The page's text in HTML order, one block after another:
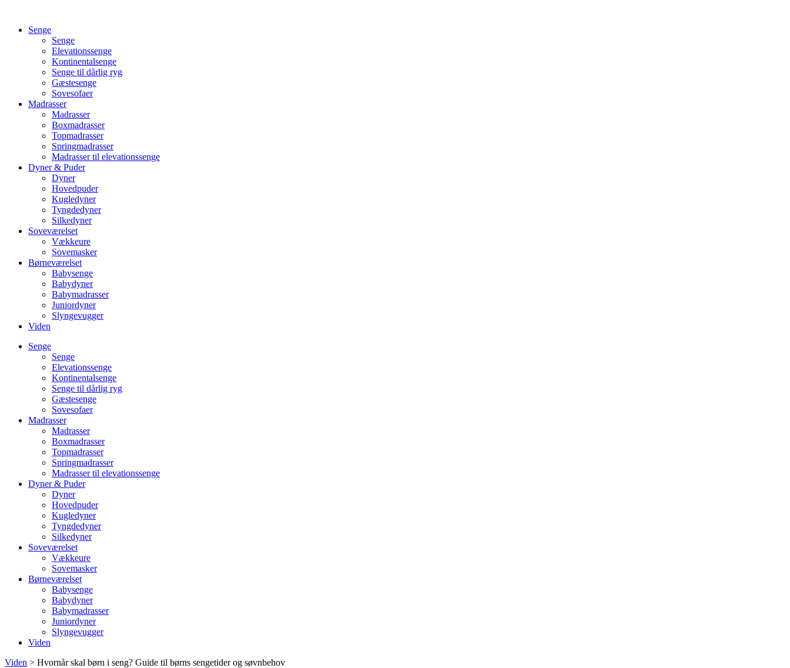
indholdSenge
Senge
Elevationssenge
Kontinentalsenge
Senge til dårlig ryg
Gæstesenge
Sovesofaer
Madrasser
Madrasser
Boxmadrasser
Topmadrasser
Springmadrasser
Madrasser til elevationssenge
Dyner & Puder
Dyner
Hovedpuder
Kugledyner
Tyngdedyner
Silkedyner
Soveværelset
Vækkeure
Sovemasker
Børneværelset
Babysenge
Babydyner
Babymadrasser
Juniordyner
Slyngevugger
Viden
Senge
Senge
Elevationssenge
Kontinentalsenge
Senge til dårlig ryg
Gæstesenge
Sovesofaer
Madrasser
Madrasser
Boxmadrasser
Topmadrasser
Springmadrasser
Madrasser til elevationssenge
Dyner & Puder
Dyner
Hovedpuder
Kugledyner
Tyngdedyner
Silkedyner
Soveværelset
Vækkeure
Sovemasker
Børneværelset
Babysenge
Babydyner
Babymadrasser
Juniordyner
Slyngevugger
Viden
Viden > Hvornår skal børn i seng? Guide til børns sengetider og søvnbehov